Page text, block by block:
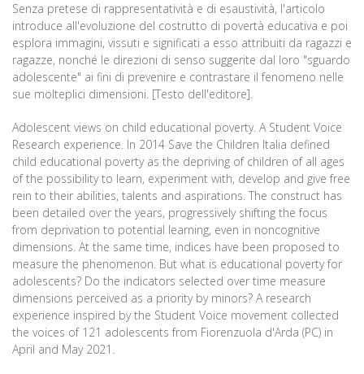
Senza pretese di rappresentatività e di esaustività, l'articolo
introduce all'evoluzione del costrutto di povertà educativa e poi
esplora immagini, vissuti e significati a esso attribuiti da ragazzi e
ragazze, nonché le direzioni di senso suggerite dal loro "sguardo
adolescente" ai fini di prevenire e contrastare il fenomeno nelle
sue molteplici dimensioni. [Testo dell'editore].
Adolescent views on child educational poverty. A Student Voice
Research experience. In 2014 Save the Children Italia defined
child educational poverty as the depriving of children of all ages
of the possibility to learn, experiment with, develop and give free
rein to their abilities, talents and aspirations. The construct has
been detailed over the years, progressively shifting the focus
from deprivation to potential learning, even in noncognitive
dimensions. At the same time, indices have been proposed to
measure the phenomenon. But what is educational poverty for
adolescents? Do the indicators selected over time measure
dimensions perceived as a priority by minors? A research
experience inspired by the Student Voice movement collected
the voices of 121 adolescents from Fiorenzuola d'Arda (PC) in
April and May 2021.